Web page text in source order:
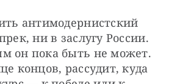
антимодернистский
ни в заслугу России.
он пока быть не может.
концов, рассудит, куда